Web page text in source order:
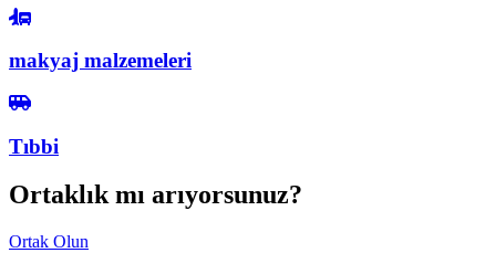
makyaj malzemeleri
Tıbbi
Ortaklık mı arıyorsunuz?
Ortak Olun